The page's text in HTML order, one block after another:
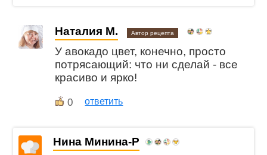
Наталия М. Автор рецепта
У авокадо цвет, конечно, просто
потрясающий: что ни сделай - все
красиво и ярко!
0 ответить
Нина Минина-Р